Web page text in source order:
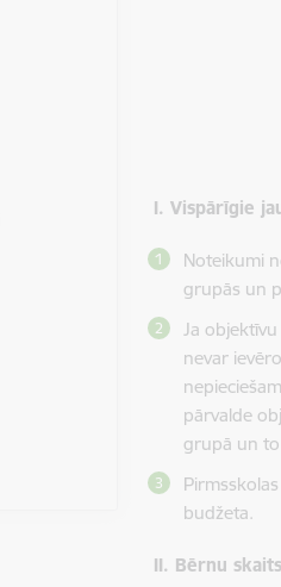
I. Vispārīgie
Noteikumi
grupās un
Ja
nevar
pārvalde
grupā un
budžeta.
II. Bērnu